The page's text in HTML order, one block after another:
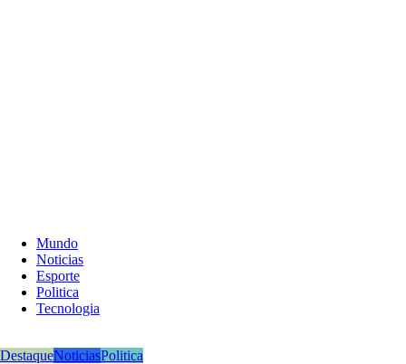
Mundo
Noticias
Esporte
Politica
Tecnologia
DestaqueNoticiasPolitica